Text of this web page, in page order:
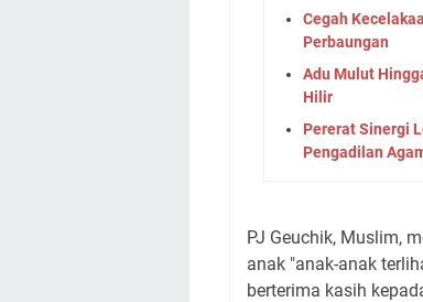
Cegah
Perbaungan
Adu Mulut
Hilir
Pererat Sinergi
Pengadilan
PJ Geuchik, Muslim,
anak "anak-anak
berterima kasih